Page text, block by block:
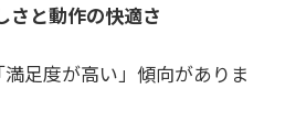
さと動作の快適さ
足度が高い」傾向がありま